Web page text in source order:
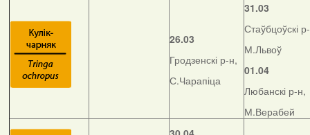
26.03
Гродзенскі р-н,
С.Чарапіца
31.03
Стаўбцоўскі
М.Львоў
01.04
Любанскі р-н,
М.Верабей